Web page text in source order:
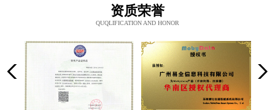
资质荣誉
QUQLIFICATION AND HONOR